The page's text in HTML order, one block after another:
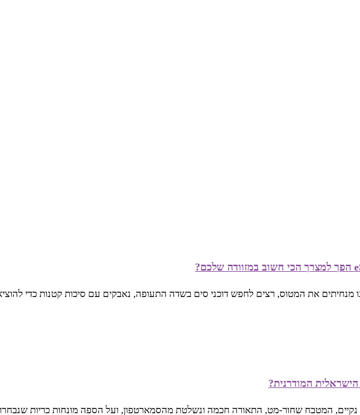
מנחיתים את המטוס, רצים לחפש דוכני סים בשדה התעופה, נאבקים עם סיכות קטנות כדי
המודרנית?
המטבח שחור-מט, התאורה חכמה ונשלטת מהסמארטפון, ועל הספה מונחות כריות